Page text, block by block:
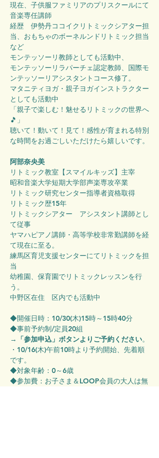
現在、子供服ファミリアのプリスクールにて
音楽専任講師
経歴　伊勢丹ココイクリトミックシアター担
当、おもちゃのボーネルンドリトミック担当
など
モンテッソーリ教師としても活動中、
モンテッソーリラパーチェ認定教師、国際モ
ンテッソーリアシスタントコース修了。
マタニティヨガ・親子ヨガインストラクター
としても活動中
「親子で楽しむ！魅せるリトミックの世界へ
🎵」
聴いて！動いて！見て！感性が育まれる特別
な時間をお過ごしいただけたら嬉しいです。
阿部奈央美
リトミック教室【スマイルキッズ】主宰
昭和音楽大学短期大学部声楽専攻卒業
リトミック研究センター指導者資格取得
リトミック歴15年
リトミックシアター　アシスタント講師とし
て従事
ヤマハピアノ講師・高等学校非常勤講師を経
て現在に至る。
練馬区育児支援センターにてリトミックを担
当
幼稚園、保育園でリトミックレッスンを行
う。
中野区在住　区内でも活動中
◆開催日時：10/30(木)15時～15時40分
◆事前予約制/定員20組
→
「参加申込」ボタンよりご予約ください。
・10/16(木)午前10時より予約開始、先着順
です。
◆対象年齢：0～6歳
◆参加費：お子さま＆LOOP会員の大人は無